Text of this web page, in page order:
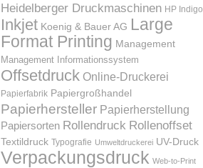
Heidelberger Druckmaschinen HP Indigo
Inkjet Koenig & Bauer AG Large
Format Printing Management
Management Informations­system
Offsetdruck Online-Druckerei
Papierfabrik Papiergroßhandel
Papierhersteller Papierherstellung
Papiersorten Rollendruck Rollenoffset
Textildruck Typografie Umweltdruckerei UV-Druck
Verpackungsdruck Web-to-Print